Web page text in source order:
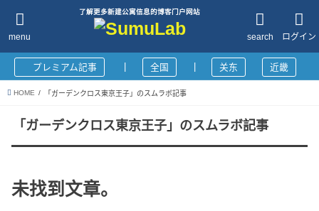
了解更多新建公寓信息的博客门户网站
ログイン
search
menu
プレミアム記事 全国 关东 近畿
HOME 「ガーデンクロス東京王子」のスムラボ記事
「ガーデンクロス東京王子」のスムラボ記事
未找到文章。